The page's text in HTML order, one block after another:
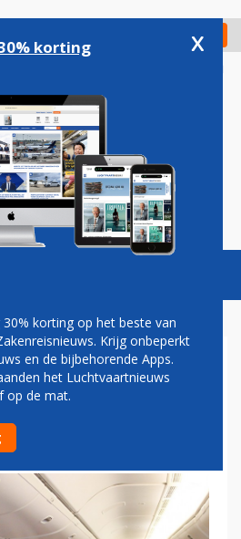
Check in
Podcasts Vacatures
20 JAAR
BRUSSEL
korting x
korting op het beste van
Krijg onbeperkt
en de bijbehorende Apps.
het Luchtvaartnieuws
op de mat.